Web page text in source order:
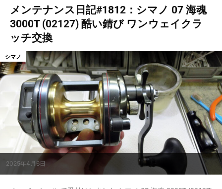
メンテナンス日記#1812：シマノ 07 海魂
3000T (02127) 酷い錆び ワンウェイクラ
ッチ交換
2025年4月6日
シマノ